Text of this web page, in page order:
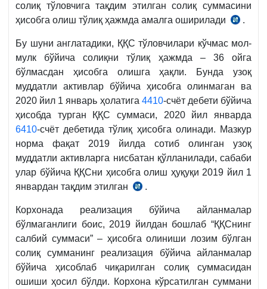
солиқ тўловчига тақдим этилган солиқ суммасини
ҳисобга олиш тўлиқ ҳажмда амалга оширилади
СК
қ.
.
Бу шуни англатадики, ҚҚС тўловчилари кўчмас мол-
мулк бўйича солиқни тўлиқ ҳажмда – 36 ойга
бўлмасдан ҳисобга олишга ҳақли. Бунда узоқ
муддатли активлар бўйича ҳисобга олинмаган ва
2020 йил 1 январь ҳолатига 4410-счёт дебети бўйича
ҳисобда турган ҚҚС суммаси, 2020 йил январда
6410-счёт дебетида тўлиқ ҳисобга олинади. Мазкур
норма фақат 2019 йилда сотиб олинган узоқ
муддатли активларга нисбатан қўлланилади, сабаби
улар бўйича ҚҚСни ҳисобга олиш ҳуқуқи 2019 йил 1
январдан тақдим этилган
30.12.2019
06/04-
32/3953-
.
Корхонада реализация бўйича айланмалар
бўлмаганлиги боис, 2019 йилдан бошлаб “ҚҚСнинг
салбий суммаси” – ҳисобга олиниши лозим бўлган
солиқ сумманинг реализация бўйича айланмалар
бўйича ҳисоблаб чиқарилган солиқ суммасидан
ошиши ҳосил бўлди. Корхона кўрсатилган суммани